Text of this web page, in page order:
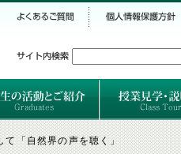
のご紹介
の活動
て「自然界の声を聴く」